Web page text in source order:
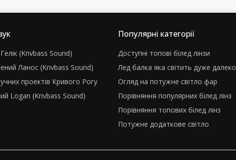
(Krivbass Sound)
Ланос (Krivbass Sound)
проектів Кривого Рогу
Logan (Krivbass Sound)
Популярні категорії
Доступні топові білед лінзи
Лед балка яка світить дуже далеко
Огляд на потужне світло фар
Порівняння популярних білед лінз
Порівняння топових білед лінз
Потужне додаткове світло